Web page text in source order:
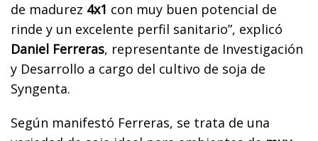
de madurez 4x1 con muy buen potencial de
rinde y un excelente perfil sanitario”, explicó
Daniel Ferreras, representante de Investigación
y Desarrollo a cargo del cultivo de soja de
Syngenta.
Según manifestó Ferreras, se trata de una